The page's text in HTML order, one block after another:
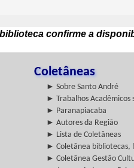
confirme a
Coletâneas
► Sobre Santo André
► Trabalhos Acadêmicos
► Paranapiacaba
► Autores da Região
► Lista de Coletâneas
► Coletânea bibliotecas,
► Coletânea Gestão